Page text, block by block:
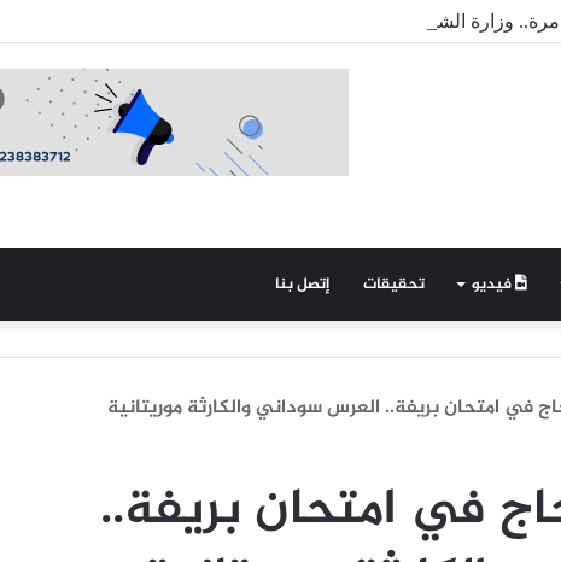
وزارة الشؤون الإسلامية تبدأ التسجيل للحج رقميا عبر منصة خدماتي
فيديو تحقيقات إتصل بنا
في امتحان بريفة.. العرس سوداني والكارثة موريتانية
في امتحان بريفة..